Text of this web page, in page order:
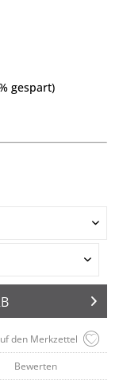
gespart)
den Merkzettel
Bewerten